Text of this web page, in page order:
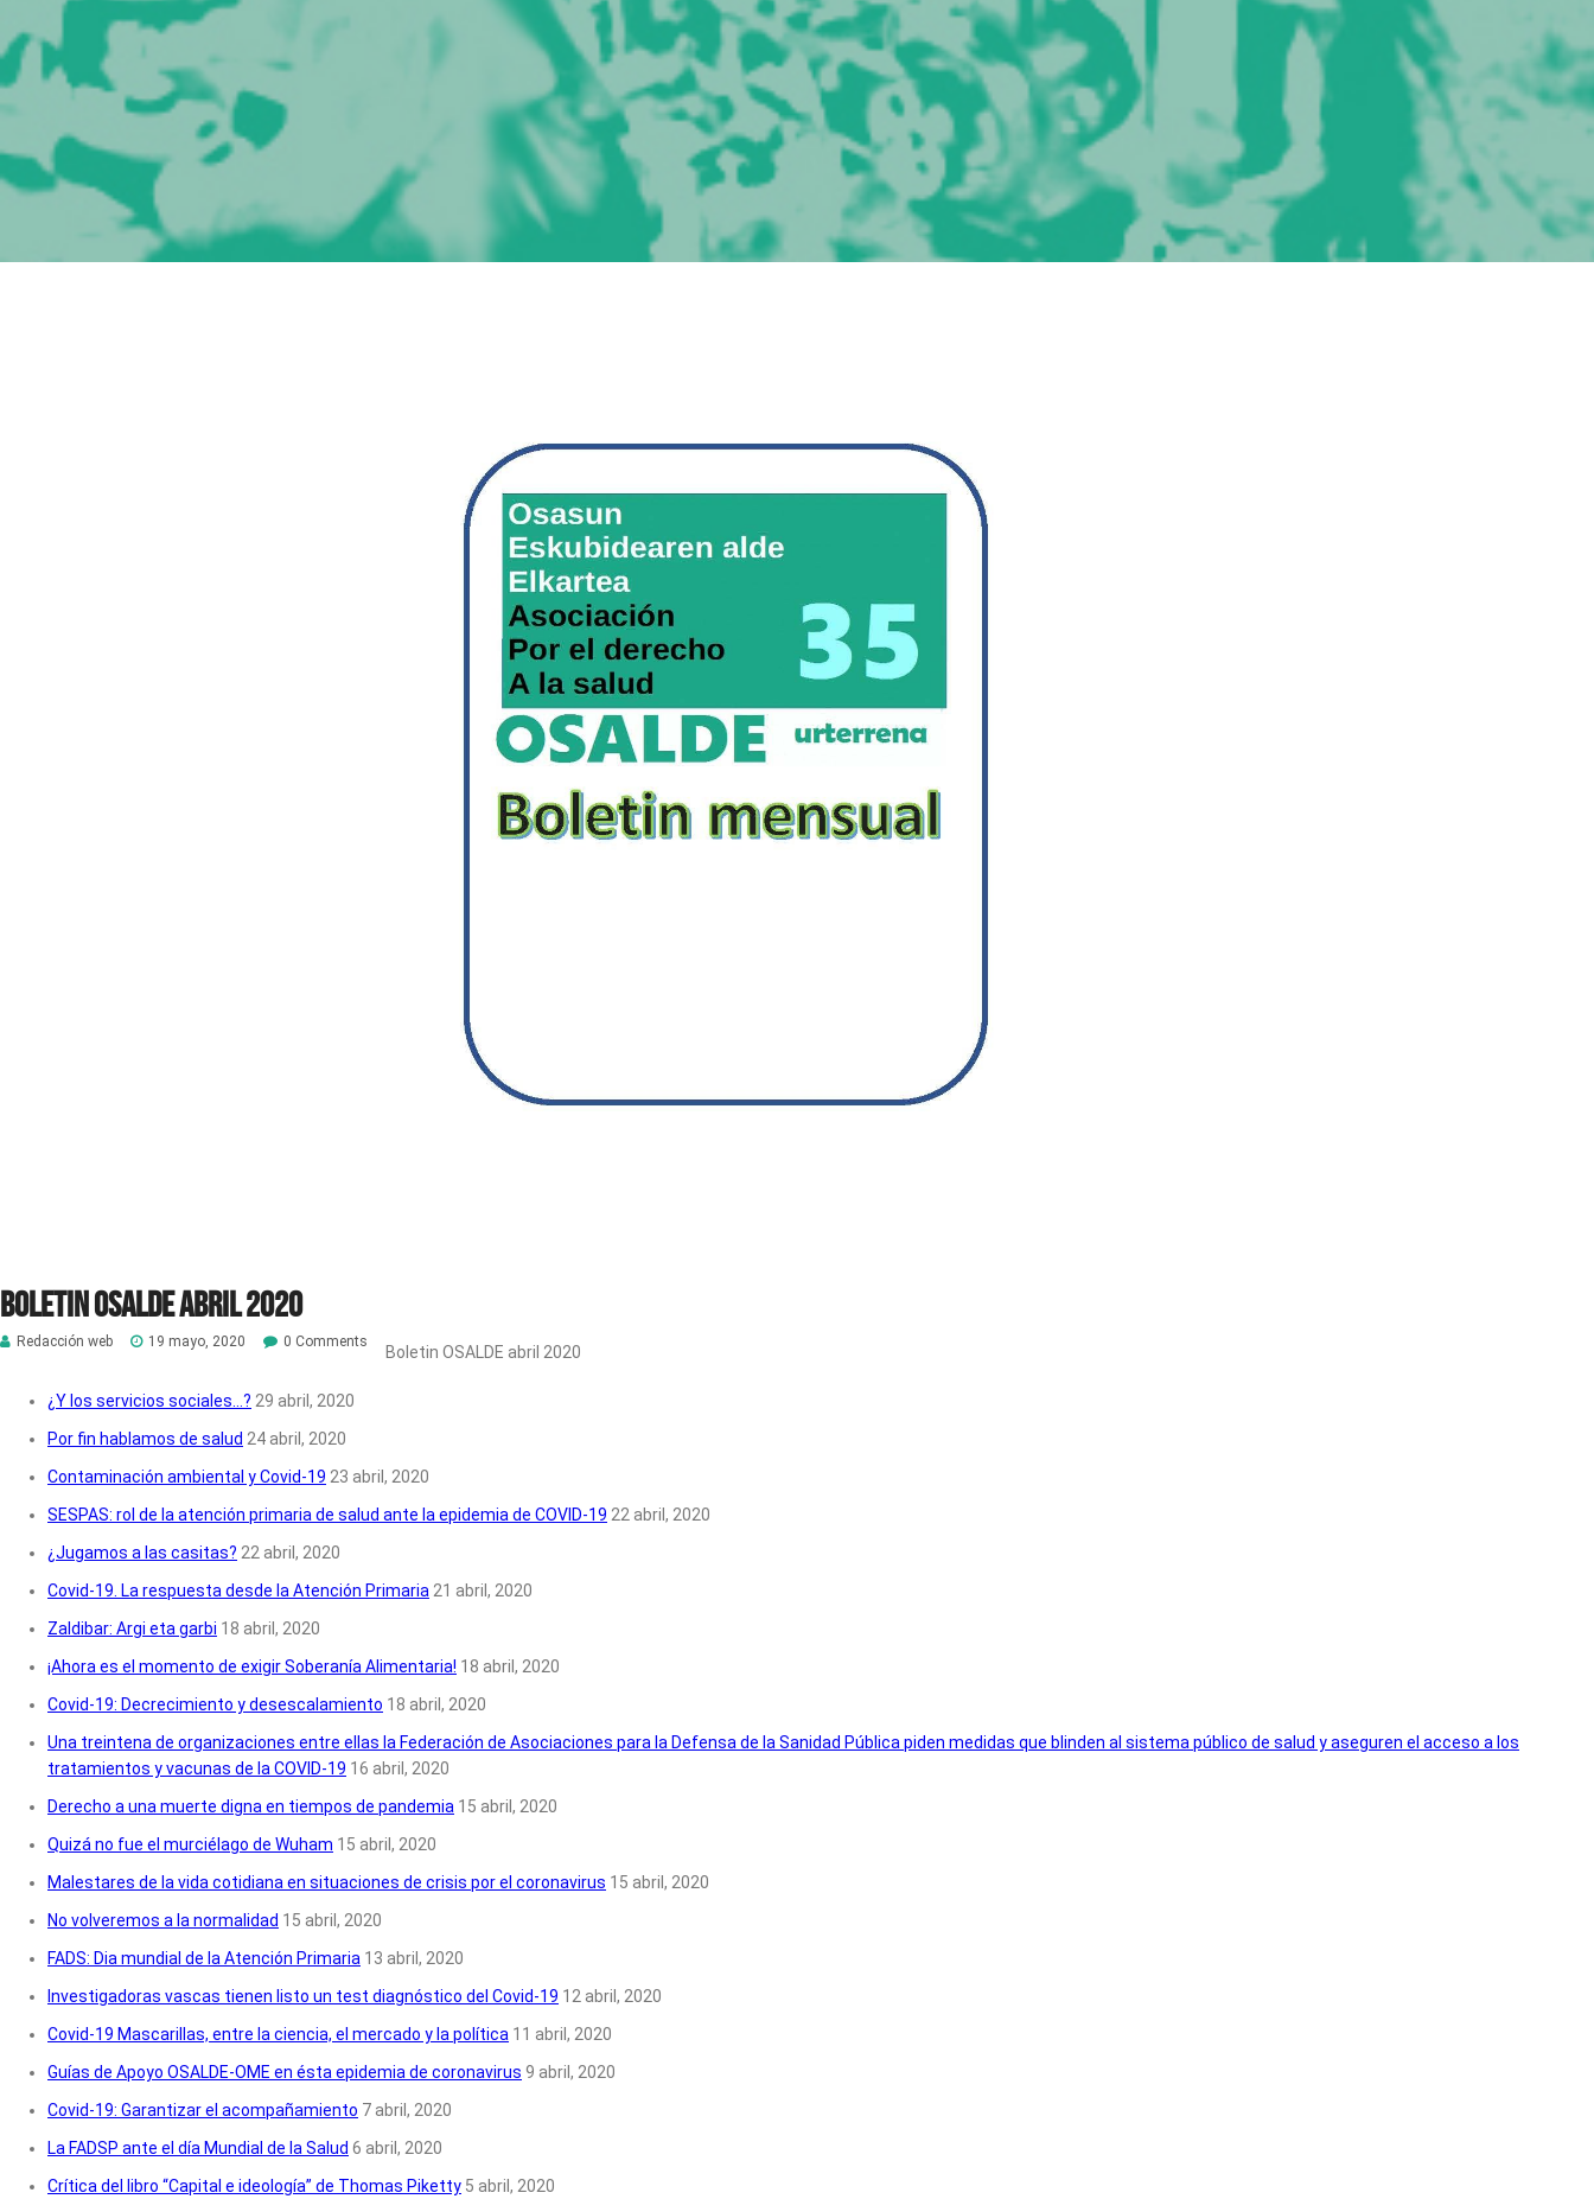
Boletin Osalde abril 2020
Redacción web 19 mayo, 2020 0 Comments
Boletin OSALDE abril 2020
¿Y los servicios sociales…? 29 abril, 2020
Por fin hablamos de salud 24 abril, 2020
Contaminación ambiental y Covid-19 23 abril, 2020
SESPAS: rol de la atención primaria de salud ante la epidemia de COVID-19 22 abril, 2020
¿Jugamos a las casitas? 22 abril, 2020
Covid-19. La respuesta desde la Atención Primaria21 abril, 2020
Zaldibar: Argi eta garbi 18 abril, 2020
¡Ahora es el momento de exigir Soberanía Alimentaria! 18 abril, 2020
Covid-19: Decrecimiento y desescalamiento 18 abril, 2020
Una treintena de organizaciones entre ellas la Federación de Asociaciones para la Defensa de la Sanidad Pública piden medidas que blinden al sistema público de salud y aseguren el acceso a los
tratamientos y vacunas de la COVID-19 16 abril, 2020
Derecho a una muerte digna en tiempos de pandemia 15 abril, 2020
Quizá no fue el murciélago de Wuham 15 abril, 2020
Malestares de la vida cotidiana en situaciones de crisis por el coronavirus 15 abril, 2020
No volveremos a la normalidad 15 abril, 2020
FADS: Dia mundial de la Atención Primaria 13 abril, 2020
Investigadoras vascas tienen listo un test diagnóstico del Covid-19 12 abril, 2020
Covid-19 Mascarillas, entre la ciencia, el mercado y la política 11 abril, 2020
Guías de Apoyo OSALDE-OME en ésta epidemia de coronavirus 9 abril, 2020
Covid-19: Garantizar el acompañamiento 7 abril, 2020
La FADSP ante el día Mundial de la Salud 6 abril, 2020
Crítica del libro “Capital e ideología” de Thomas Piketty 5 abril, 2020